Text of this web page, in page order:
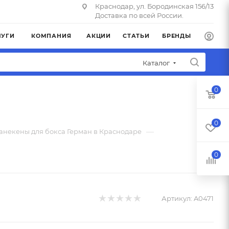
Краснодар, ул. Бородинская 156/13
Доставка по всей России.
КОМПАНИЯ АКЦИИ СТАТЬИ БРЕНДЫ
Каталог
для бокса Герман в Краснодаре —
Артикул: A0471
0
0
0